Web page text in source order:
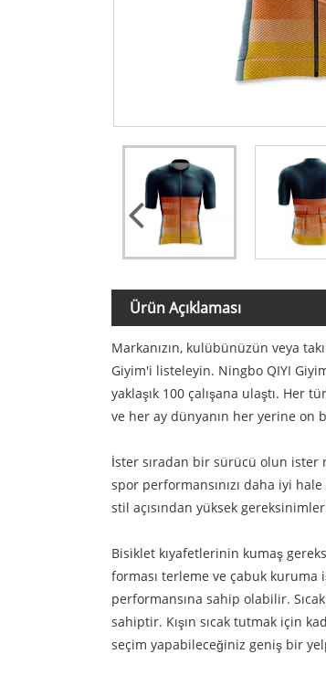
Ürün Açıklaması
Markanızın, kulübünüzün veya
Giyim'i listeleyin. Ningbo QIYI
yaklaşık 100 çalışana ulaştı.
ve her ay dünyanın her yerine on
İster sıradan bir sürücü olun
spor performansınızı daha iyi
stil açısından yüksek
Bisiklet kıyafetlerinin kumaş
forması terleme ve çabuk kuruma
performansına sahip olabilir.
sahiptir. Kışın sıcak tutmak için
seçim yapabileceğiniz geniş bir